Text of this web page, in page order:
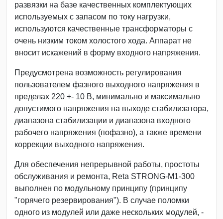
развязки на базе качественных комплектующих
используемых с запасом по току нагрузки,
используются качественные трансформаторы с
очень низким током холостого хода. Аппарат не
вносит искажений в форму входного напряжения.
Предусмотрена возможность регулирования
пользователем фазного выходного напряжения в
пределах 220 +- 10 В, минимально и максимально
допустимого напряжения на выходе стабилизатора,
диапазона стабилизации и диапазона входного
рабочего напряжения (пофазно), а также времени
коррекции выходного напряжения.
Для обеспечения непрерывной работы, простоты
обслуживания и ремонта, Reta STRONG-М1-300
выполнен по модульному принципу (принципу
"горячего резервирования"). В случае поломки
одного из модулей или даже нескольких модулей, -